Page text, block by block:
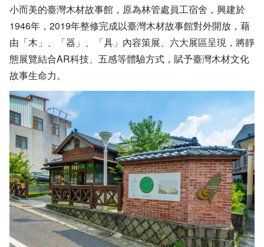
小而美的臺灣木材故事館，原為林管處員工宿舍，興建於
1946年，2019年整修完成以臺灣木材故事館對外開放，藉
由「木」、「器」、「具」內容策展、六大展區呈現，將靜
態展覽結合AR科技、五感等體驗方式，賦予臺灣木材文化
故事生命力。